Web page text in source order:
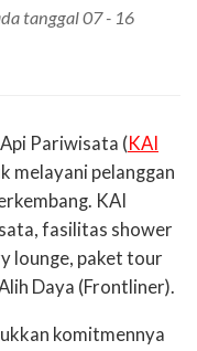
tanggal 07 - 16
Pariwisata (KAI
melayani pelanggan
KAI
fasilitas shower
lounge, paket tour
Daya (Frontliner).
komitmennya